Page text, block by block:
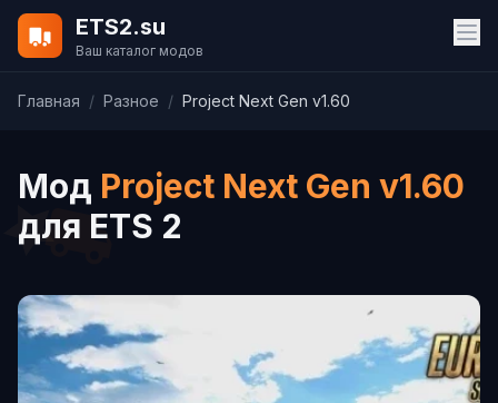
ETS2.su
Ваш каталог модов
Главная / Разное / Project Next Gen v1.60
Мод Project Next Gen v1.60
для ETS 2